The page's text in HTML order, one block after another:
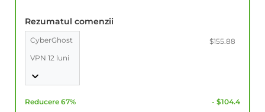
Rezumatul comenzii
CyberGhost
VPN 12 luni
$155.88
Reducere 67% - $104.4